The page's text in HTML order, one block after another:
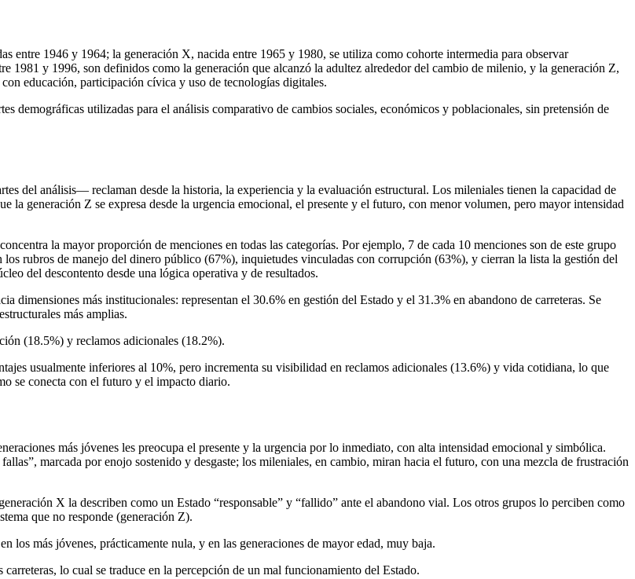
entre 1946 y 1964; la generación X, nacida entre 1965 y 1980, se utiliza como cohorte intermedia para observar
1981 y 1996, son definidos como la generación que alcanzó la adultez alrededor del cambio de milenio, y la generación Z,
educación, participación cívica y uso de tecnologías digitales.
demográficas utilizadas para el análisis comparativo de cambios sociales, económicos y poblacionales, sin pretensión de
del análisis— reclaman desde la historia, la experiencia y la evaluación estructural. Los mileniales tienen la capacidad de
generación Z se expresa desde la urgencia emocional, el presente y el futuro, con menor volumen, pero mayor intensidad
la mayor proporción de menciones en todas las categorías. Por ejemplo, 7 de cada 10 menciones son de este grupo
rubros de manejo del dinero público (67%), inquietudes vinculadas con corrupción (63%), y cierran la lista la gestión del
del descontento desde una lógica operativa y de resultados.
dimensiones más institucionales: representan el 30.6% en gestión del Estado y el 31.3% en abandono de carreteras. Se
más amplias.
(18.5%) y reclamos adicionales (18.2%).
usualmente inferiores al 10%, pero incrementa su visibilidad en reclamos adicionales (13.6%) y vida cotidiana, lo que
se conecta con el futuro y el impacto diario.
más jóvenes les preocupa el presente y la urgencia por lo inmediato, con alta intensidad emocional y simbólica.
marcada por enojo sostenido y desgaste; los mileniales, en cambio, miran hacia el futuro, con una mezcla de frustración
X la describen como un Estado “responsable” y “fallido” ante el abandono vial. Los otros grupos lo perciben como
que no responde (generación Z).
los más jóvenes, prácticamente nula, y en las generaciones de mayor edad, muy baja.
lo cual se traduce en la percepción de un mal funcionamiento del Estado.